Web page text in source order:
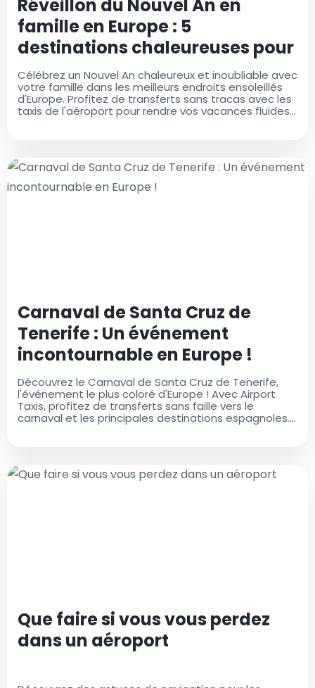
Réveillon du Nouvel An en
famille en Europe : 5
destinations chaleureuses pour
des vacances parfaites
Célébrez un Nouvel An chaleureux et inoubliable avec
votre famille dans les meilleurs endroits ensoleillés
d'Europe. Profitez de transferts sans tracas avec les
taxis de l'aéroport pour rendre vos vacances fluides
si vous souhaitez apporter des ajustements !
Carnaval de Santa Cruz de
Tenerife : Un événement
incontournable en Europe !
Découvrez le Carnaval de Santa Cruz de Tenerife,
l'événement le plus coloré d'Europe ! Avec Airport
Taxis, profitez de transferts sans faille vers le
carnaval et les principales destinations espagnoles.
Que faire si vous vous perdez
dans un aéroport